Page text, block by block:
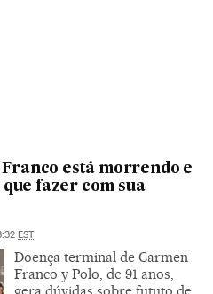
está morrendo e
que fazer com sua
EST
Doença terminal de Carmen
Franco y Polo, de 91 anos,